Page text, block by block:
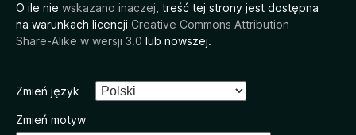
O ile nie wskazano inaczej , treść tej strony jest dostępna
na warunkach licencji Creative Commons Attribution
Share-Alike w wersji 3.0 lub nowszej.
Zmień język
Zmień motyw